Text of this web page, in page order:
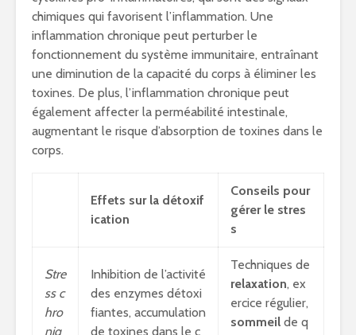
chimiques qui favorisent l’inflammation. Une
inflammation chronique peut perturber le
fonctionnement du système immunitaire, entraînant
une diminution de la capacité du corps à éliminer les
toxines. De plus, l’inflammation chronique peut
également affecter la perméabilité intestinale,
augmentant le risque d’absorption de toxines dans le
corps.
Effets sur la détoxif
ication
Conseils pour
gérer le stres
s
Stre
ss c
hro
niq
Inhibition de l’activité
des enzymes détoxi
fiantes, accumulation
de toxines dans le c
Techniques de
relaxation, ex
ercice régulier,
sommeil de q